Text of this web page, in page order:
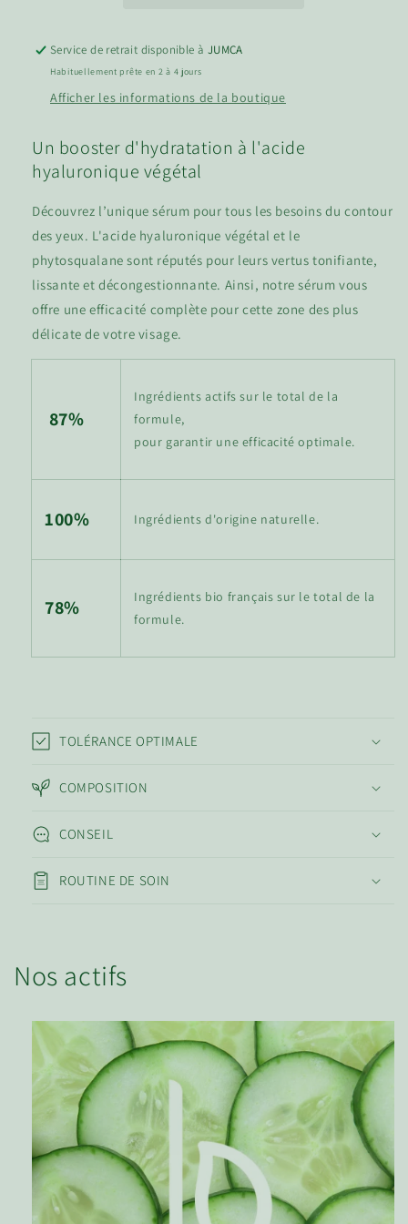
Service de retrait disponible à JUMCA
Habituellement prête en 2 à 4 jours
Afficher les informations de la boutique
Un booster d'hydratation à l'acide
hyaluronique végétal
Découvrez l’unique sérum pour tous les besoins du contour
des yeux. L'acide hyaluronique végétal et le
phytosqualane sont réputés pour leurs vertus tonifiante,
lissante et décongestionnante. Ainsi, notre sérum vous
offre une efficacité complète pour cette zone des plus
délicate de votre visage.
87%
Ingrédients actifs sur le total de la
formule,
pour garantir une efficacité optimale.
100% Ingrédients d'origine naturelle.
78%
Ingrédients bio français sur le total de la
formule.
TOLÉRANCE OPTIMALE
COMPOSITION
CONSEIL
ROUTINE DE SOIN
Nos actifs